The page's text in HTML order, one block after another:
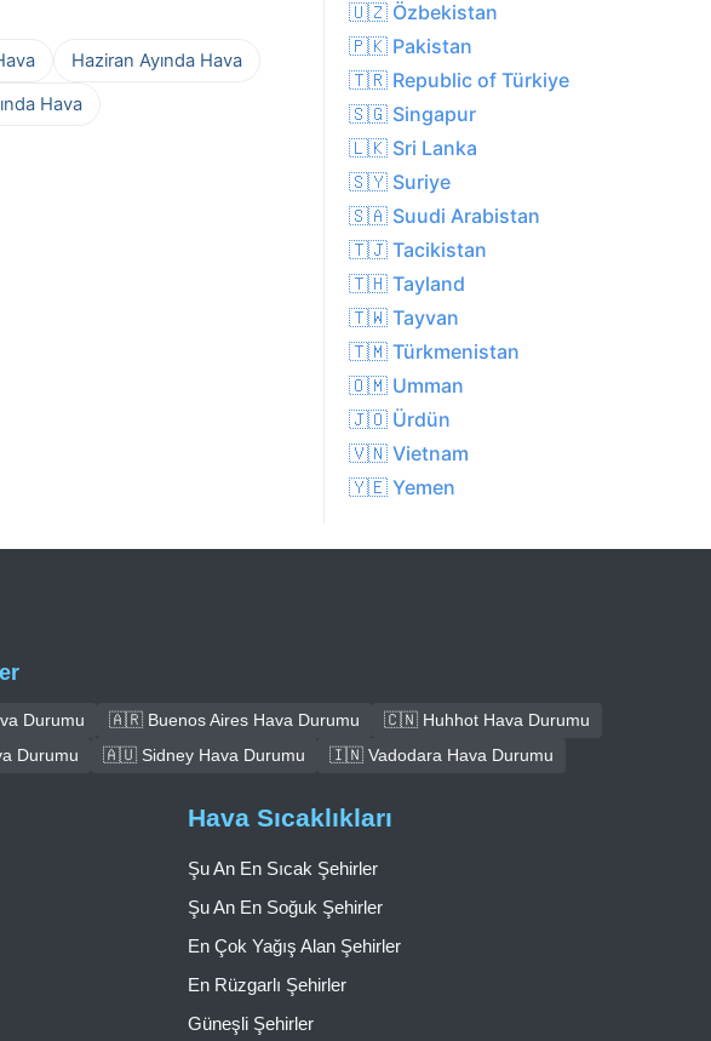
Haziran Ayında Hava
Hava
🇺🇿 Özbekistan
🇵🇰 Pakistan
🇹🇷 Republic of Türkiye
🇸🇬 Singapur
🇱🇰 Sri Lanka
🇸🇾 Suriye
🇸🇦 Suudi Arabistan
🇹🇯 Tacikistan
🇹🇭 Tayland
🇹🇼 Tayvan
🇹🇲 Türkmenistan
🇴🇲 Umman
🇯🇴 Ürdün
🇻🇳 Vietnam
🇾🇪 Yemen
Durumu 🇦🇷 Buenos Aires Hava Durumu
🇨🇳 Huhhot Hava Durumu
Durumu 🇦🇺 Sidney Hava Durumu 🇮🇳 Vadodara Hava Durumu
Hava Sıcaklıkları
Şu An En Sıcak Şehirler
Şu An En Soğuk Şehirler
En Çok Yağış Alan Şehirler
En Rüzgarlı Şehirler
Güneşli Şehirler